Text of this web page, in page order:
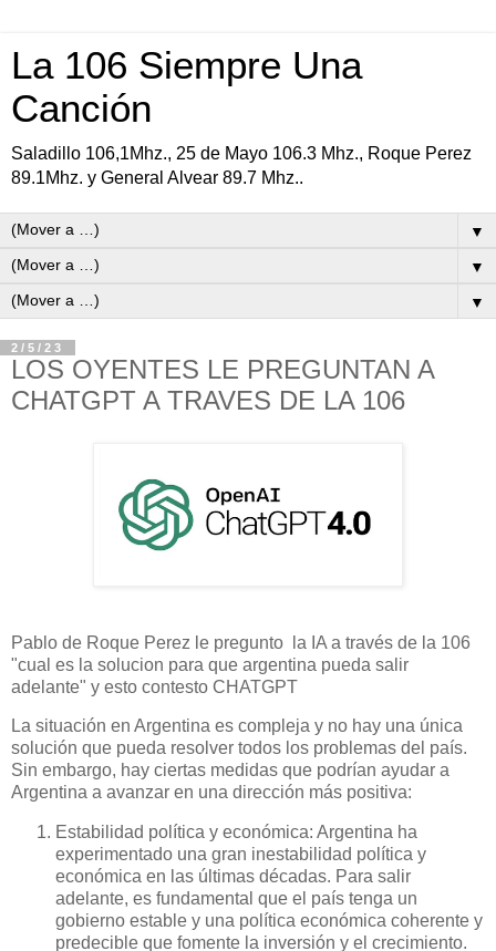
La 106 Siempre Una
Canción
Saladillo 106,1Mhz., 25 de Mayo 106.3 Mhz., Roque Perez
89.1Mhz. y General Alvear 89.7 Mhz..
▼
▼
▼
2/5/23
LOS OYENTES LE PREGUNTAN A
CHATGPT A TRAVES DE LA 106
Pablo de Roque Perez le pregunto la IA a través de la 106
"cual es la solucion para que argentina pueda salir
adelante" y esto contesto CHATGPT
La situación en Argentina es compleja y no hay una única
solución que pueda resolver todos los problemas del país.
Sin embargo, hay ciertas medidas que podrían ayudar a
Argentina a avanzar en una dirección más positiva:
Estabilidad política y económica: Argentina ha
experimentado una gran inestabilidad política y
económica en las últimas décadas. Para salir
adelante, es fundamental que el país tenga un
gobierno estable y una política económica coherente y
predecible que fomente la inversión y el crecimiento.